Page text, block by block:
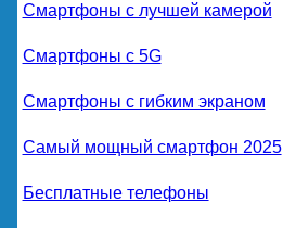
Смартфоны с лучшей камерой
Смартфоны с 5G
Смартфоны с гибким экраном
Самый мощный смартфон 2025
Бесплатные телефоны